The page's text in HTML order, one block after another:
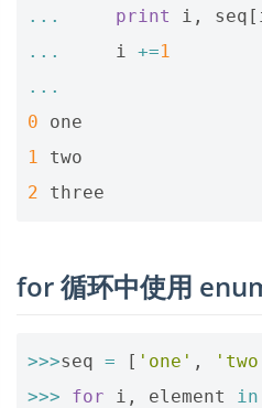
...
print i , seq [
...
i +=1
...
0
one
1
two
2
three
for 循环中使用
>>>seq = [ 'one' ,
>>>
for i , element in